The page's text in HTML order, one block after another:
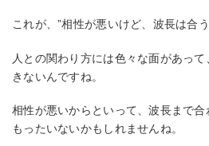
これが、”相性が悪いけど、波長は合う
人との関わり方には色々な面があっ
きないんですね。
相性が悪いからといって、波長まで合
もったいないかもしれませんね。